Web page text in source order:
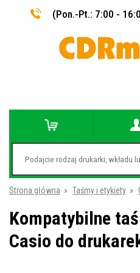
(Pon.-Pt.: 7:00 -
Strona główna » Taśmy i etykiety »
Kompatybilne
Casio do